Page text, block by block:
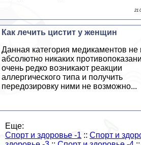
21
Как лечить цистит у женщин
Данная категория медикаментов не
абсолютно никаких
очень редко возникают реакции
аллергического типа и получить
передозировку ними не возможно...
Еще:
Спорт и здоровье -1 :: Спорт и